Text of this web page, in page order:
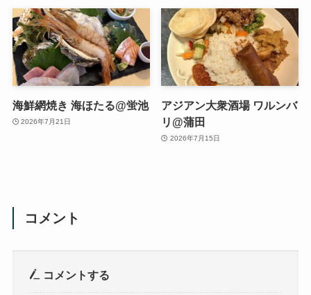
海鮮網焼き 海ほたる@蛍池
2026年7月21日
アジアン大衆酒場 ワルンバ
リ@蒲田
2026年7月15日
コメント
コメントする